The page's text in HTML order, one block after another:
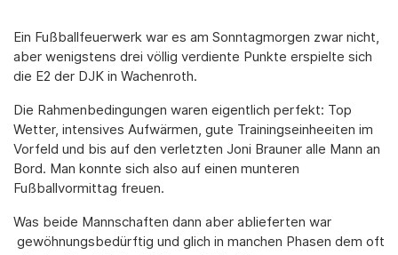
Ein Fußballfeuerwerk war es am Sonntagmorgen zwar nicht,
aber wenigstens drei völlig verdiente Punkte erspielte sich
die E2 der DJK in Wachenroth.
Die Rahmenbedingungen waren eigentlich perfekt: Top
Wetter, intensives Aufwärmen, gute Trainingseinheeiten im
Vorfeld und bis auf den verletzten Joni Brauner alle Mann an
Bord. Man konnte sich also auf einen munteren
Fußballvormittag freuen.
Was beide Mannschaften dann aber ablieferten war
gewöhnungsbedürftig und glich in manchen Phasen dem oft